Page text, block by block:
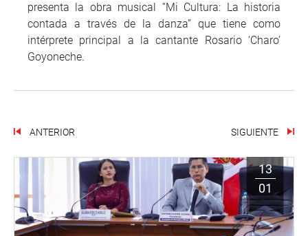
presenta la obra musical “Mi Cultura: La historia
contada a través de la danza” que tiene como
intérprete principal a la cantante Rosario ‘Charo’
Goyoneche.
ANTERIOR SIGUIENTE
13
01